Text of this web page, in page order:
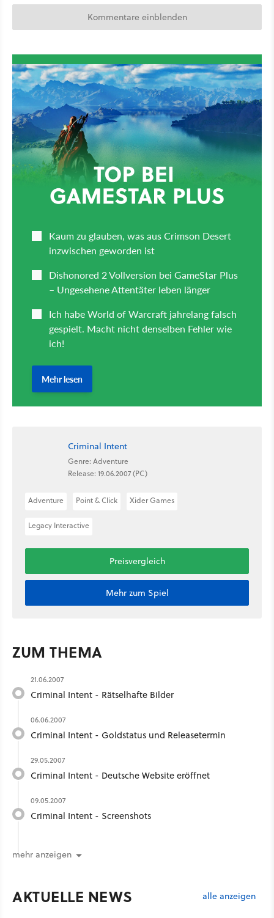
Kommentare einblenden
Criminal Intent
Genre: Adventure
Release: 19.06.2007 (PC)
Adventure Point & Click Xider Games
Legacy Interactive
Preisvergleich
Mehr zum Spiel
ZUM THEMA
21.06.2007
Criminal Intent - Rätselhafte Bilder
06.06.2007
Criminal Intent - Goldstatus und Releasetermin
29.05.2007
Criminal Intent - Deutsche Website eröffnet
09.05.2007
Criminal Intent - Screenshots
mehr anzeigen
AKTUELLE NEWS alle anzeigen